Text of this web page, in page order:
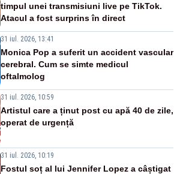
timpul unei transmisiuni live pe TikTok.
Atacul a fost surprins în direct
31 iul. 2026, 13:41
Monica Pop a suferit un accident vascular
cerebral. Cum se simte medicul
oftalmolog
31 iul. 2026, 10:59
Artistul care a ținut post cu apă 40 de zile,
operat de urgență
31 iul. 2026, 10:19
Fostul soț al lui Jennifer Lopez a câștigat